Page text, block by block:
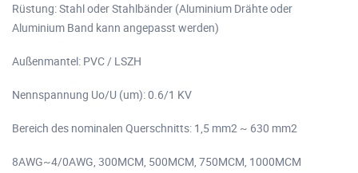
Rüstung: Stahl oder Stahlbänder (Aluminium Drähte oder
Aluminium Band kann angepasst werden)
Außenmantel: PVC / LSZH
Nennspannung Uo/U (um): 0.6/1 KV
Bereich des nominalen Querschnitts: 1,5 mm2 ~ 630 mm2
8AWG~4/0AWG, 300MCM, 500MCM, 750MCM, 1000MCM